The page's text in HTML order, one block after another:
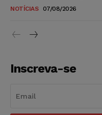
NOTÍCIAS 07/08/2026
Inscreva-se